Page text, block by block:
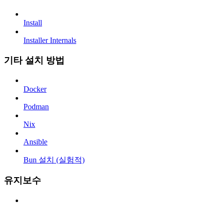
Install
Installer Internals
기타 설치 방법
Docker
Podman
Nix
Ansible
Bun 설치 (실험적)
유지보수